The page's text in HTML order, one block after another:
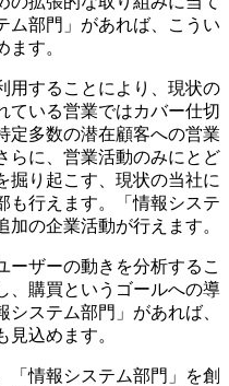
ム部門」があれば、こうい
す。
用することにより、現状の
ている営業ではカバー仕切
定多数の潜在顧客への営業
らに、営業活動のみにとど
掘り起こす、現状の当社に
も行えます。「情報システ
の企業活動が行えます。
ーザーの動きを分析するこ
、購買というゴールへの導
ステム部門」があれば、
込めます。
「情報システム部門」を創